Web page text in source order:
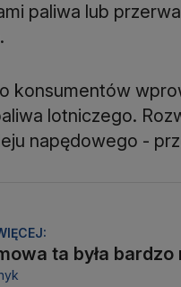
paliwa lub
konsumentów
lotniczego.
napędowego -
ta była